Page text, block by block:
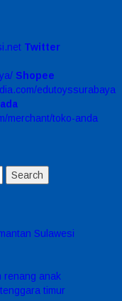
Twitter
Shopee
edutoyssurabaya
merchant/toko-anda
Sulawesi
renang anak
timur